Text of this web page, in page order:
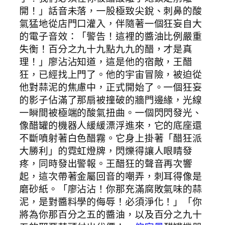
開！」話音未落，一股極致尖銳、刺鼻的酸
氣猛地從店門口灌入，伴隨著一個狂妄自大
的電子音效：「警告！這裡的醬油比例嚴重
失衡！百分之九十九點九九的醋，才是真
理！」廖沾沾知道，這是他的宿敵，王醋
狂，已經找上門了。他的宇宙冒險，被迫從
他對蒜泥的焦慮中，正式開始了。一個狂妄
的影子佔滿了那扇被撞破的牆門邊緣，光線
一瞬間被極端的酸氣扭曲。一個閃閃發光、
像醋罐的機器人緩緩漂浮進來，它的底座還
不斷噴射著白色醋霧。它身上掛著「醋狂派
大勝利」的霓虹燈牌，閃爍得讓人眼睛發
疼，同時發出警報。王醋狂的聲音再次響
起，這次帶著金屬回音的嘲弄，刺耳得像是
磨砂紙。「廖沾沾！你那充滿腐敗氣味的蒜
泥，是對醬料學的侮辱！必須淨化！」「你
將為你那百分之五的醬油，以及百分之九十